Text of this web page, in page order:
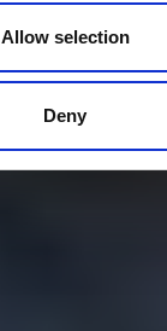
Allow selection
Deny